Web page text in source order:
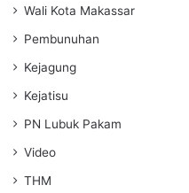
Wali Kota Makassar
Pembunuhan
Kejagung
Kejatisu
PN Lubuk Pakam
Video
THM